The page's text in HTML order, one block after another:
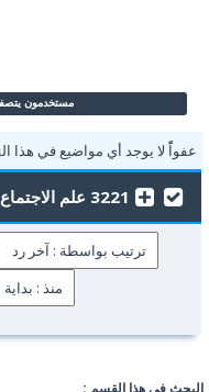
مستخدمون يتصفحون
عفواًً لا يوجد أي مواضيع في هذا
3221 علم الاجتماع الأسري
البحث في هذا القسم :